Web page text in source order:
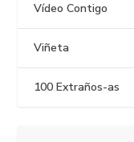
Vídeo Contigo
Viñeta
100 Extraños-as